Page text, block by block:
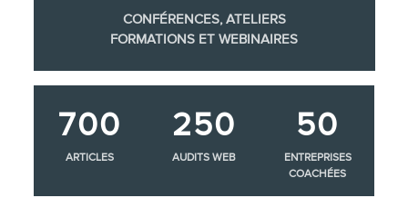
CONFÉRENCES, ATELIERS
FORMATIONS ET WEBINAIRES
700
ARTICLES
250
AUDITS WEB
50
ENTREPRISES
COACHÉES